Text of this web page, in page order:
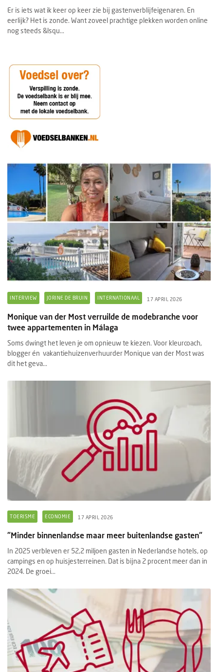
Er is iets wat ik keer op keer zie bij gastenverblijfeigenaren. En
eerlijk? Het is zonde. Want zoveel prachtige plekken worden online
nog steeds &lsqu...
INTERVIEW JORINE DE BRUIN INTERNATIONAAL 17 APRIL 2026
Monique van der Most verruilde de modebranche voor
twee appartementen in Málaga
Soms dwingt het leven je om opnieuw te kiezen. Voor kleurcoach,
blogger én vakantiehuizenverhuurder Monique van der Most was
dit het geva...
TOERISME ECONOMIE 17 APRIL 2026
"Minder binnenlandse maar meer buitenlandse gasten"
In 2025 verbleven er 52,2 miljoen gasten in Nederlandse hotels, op
campings en op huisjesterreinen. Dat is bijna 2 procent meer dan in
2024. De groei...